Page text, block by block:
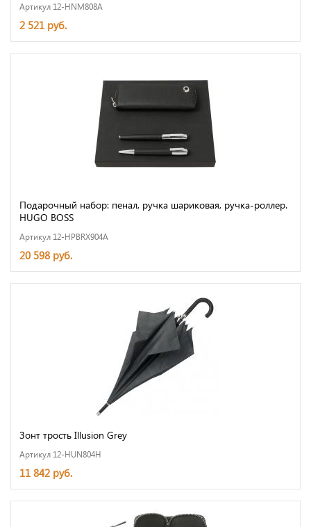
Артикул 12-HNM808A
2 521 руб.
Подарочный набор: пенал, ручка шариковая, ручка-роллер.
HUGO BOSS
Артикул 12-HPBRX904A
20 598 руб.
Зонт трость Illusion Grey
Артикул 12-HUN804H
11 842 руб.